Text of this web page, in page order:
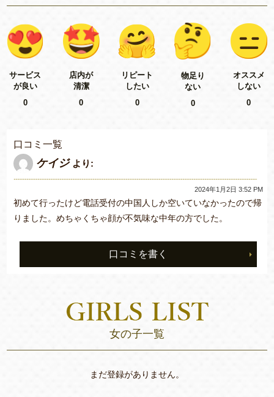
サービス
が良い
0
店内が
清潔
0
リピート
したい
0
物足り
ない
0
オススメ
しない
0
口コミ一覧
ケイジ より:
2024年1月2日 3:52 PM
初めて行ったけど電話受付の中国人しか空いていなかったので帰
りました。めちゃくちゃ顔が不気味な中年の方でした。
口コミを書く
女の子一覧
まだ登録がありません。